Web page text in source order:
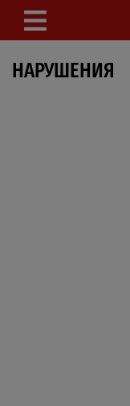
НАРУШЕНИЯ